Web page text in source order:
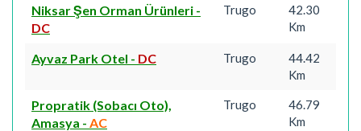
Niksar Şen Orman Ürünleri -
DC
Trugo
42.30
Km
Ayvaz Park Otel - DC Trugo
44.42
Km
Propratik (Sobacı Oto),
Amasya - AC
Trugo
46.79
Km